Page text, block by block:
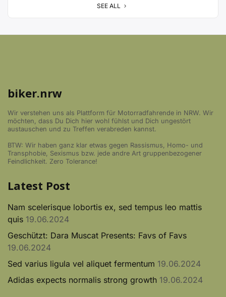
SEE ALL
biker.nrw
Wir verstehen uns als Plattform für Motorradfahrende in NRW. Wir
möchten, dass Du Dich hier wohl fühlst und Dich ungestört
austauschen und zu Treffen verabreden kannst.
BTW: Wir haben ganz klar etwas gegen Rassismus, Homo- und
Transphobie, Sexismus bzw. jede andre Art gruppenbezogener
Feindlichkeit. Zero Tolerance!
Latest Post
Nam scelerisque lobortis ex, sed tempus leo mattis
quis 19.06.2024
Geschützt: Dara Muscat Presents: Favs of Favs
19.06.2024
Sed varius ligula vel aliquet fermentum 19.06.2024
Adidas expects normalis strong growth 19.06.2024